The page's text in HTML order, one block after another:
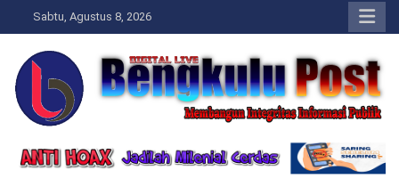
to
content
Sabtu, Agustus 8, 2026
Bengkulupost.id